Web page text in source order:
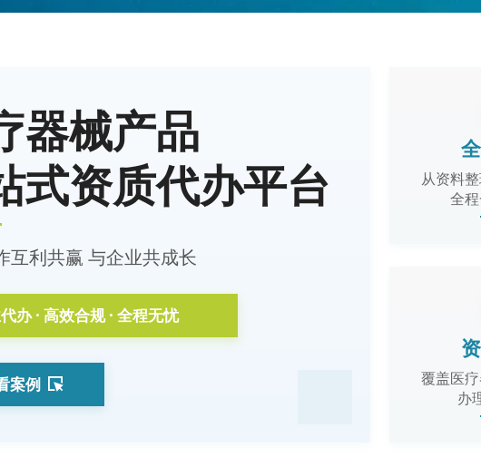
器械产品
式资质代办平台
互利共赢 与企业共成长
办 · 高效合规 · 全程无忧
案例
从资料
全
覆盖医
办